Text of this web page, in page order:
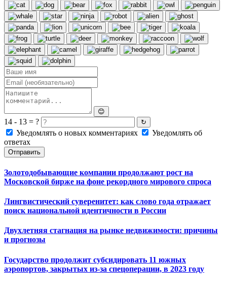
😊
14 - 13 = ? ↻
Уведомлять о новых комментариях
Уведомлять об
ответах
Отправить
Золотодобывающие компании продолжают рост на
Московской бирже на фоне рекордного мирового спроса
Лингвистический суверенитет: как слово года отражает
поиск национальной идентичности в России
Двухлетняя стагнация на рынке недвижимости: причины
и прогнозы
Государство продолжит субсидировать 11 южных
аэропортов, закрытых из-за спецоперации, в 2023 году